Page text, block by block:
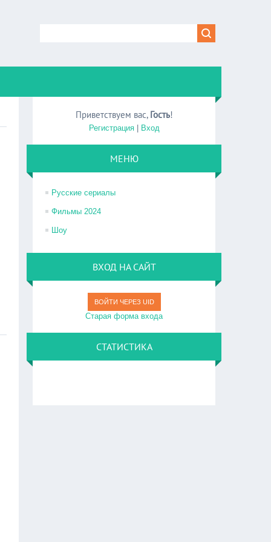
Приветствуем вас, Гость!
Регистрация| Вход
МЕНЮ
Русские сериалы
Фильмы 2024
Шоу
ВХОД НА САЙТ
ВОЙТИ ЧЕРЕЗ UID
Старая форма входа
СТАТИСТИКА